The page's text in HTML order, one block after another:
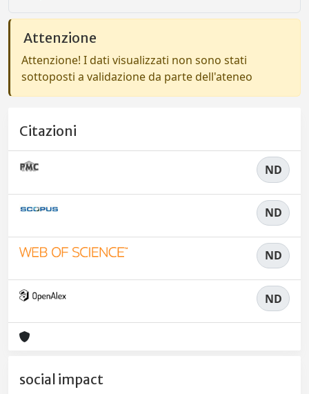
Attenzione
Attenzione! I dati visualizzati non sono stati
sottoposti a validazione da parte dell'ateneo
Citazioni
ND
ND
ND
ND
social impact